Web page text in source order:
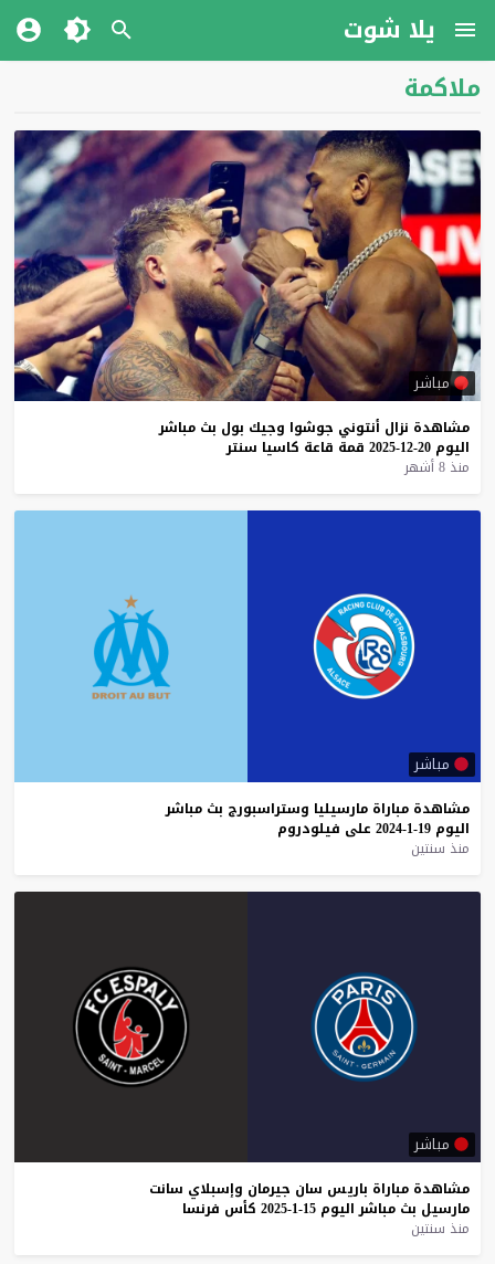
يلا شوت
ملاكمة
مباشر
مشاهدة نزال أنتوني جوشوا وجيك بول بث مباشر
اليوم 20-12-2025 قمة قاعة كاسيا سنتر
منذ 8 أشهر
مباشر
مشاهدة مباراة مارسيليا وستراسبورج بث مباشر
اليوم 19-1-2024 على فيلودروم
منذ سنتين
مباشر
مشاهدة مباراة باريس سان جيرمان وإسبلاي سانت
مارسيل بث مباشر اليوم 15-1-2025 كأس فرنسا
منذ سنتين